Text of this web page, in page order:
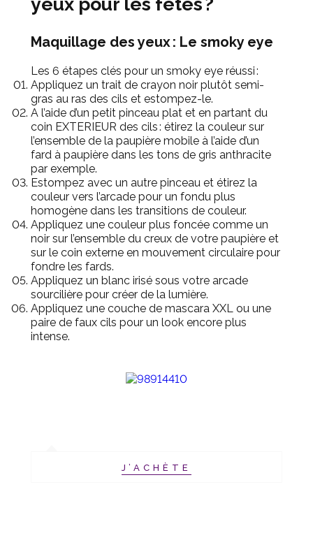
Maquillage des yeux : Le smoky eye
Les 6 étapes clés pour un smoky eye réussi :
Appliquez un trait de crayon noir plutôt semi-
gras au ras des cils et estompez-le.
A l’aide d’un petit pinceau plat et en partant du
coin EXTERIEUR des cils: étirez la couleur sur
l’ensemble de la paupière mobile à l’aide d’un
fard à paupière dans les tons de gris anthracite
par exemple.
Estompez avec un autre pinceau et étirez la
couleur vers l’arcade pour un fondu plus
homogène dans les transitions de couleur.
Appliquez une couleur plus foncée comme un
noir sur l’ensemble du creux de votre paupière et
sur le coin externe en mouvement circulaire pour
fondre les fards.
Appliquez un blanc irisé sous votre arcade
sourcilière pour créer de la lumière.
Appliquez une couche de mascara XXL ou une
paire de faux cils pour un look encore plus
intense.
J’ACHÈTE